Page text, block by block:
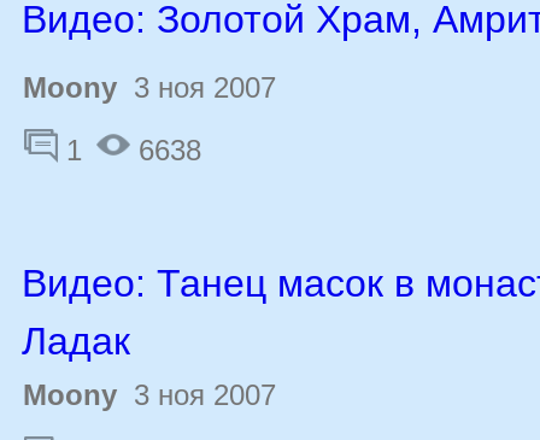
Видео: Золотой Храм,
Moony 3 ноя 2007
1
6638
Видео: Танец масок в
Ладак
Moony 3 ноя 2007